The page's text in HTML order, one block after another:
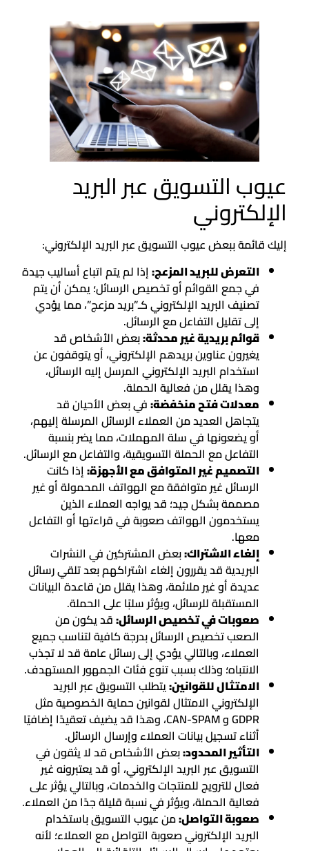
عيوب التسويق عبر البريد
الإلكتروني
إليك قائمة ببعض عيوب التسويق عبر البريد الإلكتروني:
التعرض للبريد المزعج:إذا لم يتم اتباع أساليب جيدة
في جمع القوائم أو تخصيص الرسائل؛ يمكن أن يتم
تصنيف البريد الإلكتروني كـ”بريد مزعج”، مما يؤدي
إلى تقليل التفاعل مع الرسائل.
قوائم بريدية غير محدثة:بعض الأشخاص قد
يغيرون عناوين بريدهم الإلكتروني، أو يتوقفون عن
استخدام البريد الإلكتروني المرسل إليه الرسائل،
وهذا يقلل من فعالية الحملة.
معدلات فتح منخفضة:في بعض الأحيان قد
يتجاهل العديد من العملاء الرسائل المرسلة إليهم،
أو يضعونها في سلة المهملات، مما يضر بنسبة
التفاعل مع الحملة التسويقية، والتفاعل مع الرسائل.
التصميم غير المتوافق مع الأجهزة:إذا كانت
الرسائل غير متوافقة مع الهواتف المحمولة أو غير
مصممة بشكل جيد؛ قد يواجه العملاء الذين
يستخدمون الهواتف صعوبة في قراءتها أو التفاعل
معها.
إلغاء الاشتراك:بعض المشتركين في النشرات
البريدية قد يقررون إلغاء اشتراكهم بعد تلقي رسائل
عديدة أو غير ملائمة، وهذا يقلل من قاعدة البيانات
المستقبلة للرسائل، ويؤثر سلبًا على الحملة.
صعوبات في تخصيص الرسائل:قد يكون من
الصعب تخصيص الرسائل بدرجة كافية لتناسب جميع
العملاء، وبالتالي يؤدي إلى رسائل عامة قد لا تجذب
الانتباه؛ وذلك بسبب تنوع فئات الجمهور المستهدف.
الامتثال للقوانين:يتطلب التسويق عبر البريد
الإلكتروني الامتثال لقوانين حماية الخصوصية مثل
GDPR و CAN-SPAM، وهذا قد يضيف تعقيدًا إضافيًا
أثناء تسجيل بيانات العملاء وإرسال الرسائل.
التأثير المحدود:بعض الأشخاص قد لا يثقون في
التسويق عبر البريد الإلكتروني، أو قد يعتبرونه غير
فعال للترويج للمنتجات والخدمات، وبالتالي يؤثر على
فعالية الحملة، ويؤثر في نسبة قليلة جدًا من العملاء.
صعوبة التواصل:من عيوب التسويق باستخدام
البريد الإلكتروني صعوبة التواصل مع العملاء؛ لأنه